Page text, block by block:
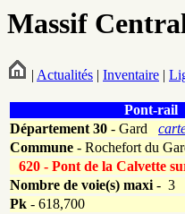
Massif
| Actualités | Inventaire |
Pont-rail
Département30 - Gard
Commune - Rochefort du
620 - Pont de la Calvette
Nombre de voie(s) maxi- 3
Pk - 618,700